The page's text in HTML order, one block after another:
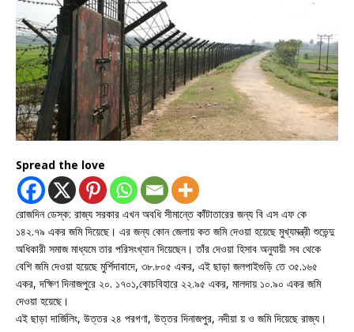
Spread the love
রোজদিন ডেস্ক: রাজ্য সরকার এখন অবধি সীমান্তে কাঁটাতারের জন্য বি এস এফ কে
১৪২.৭৯ একর জমি দিয়েছে। এর জন্য কোন জেলায় কত জমি দেওয়া হয়েছে মুখ্যমন্ত্রী শুভেন্দু
অধিকারী সমাজ মাধ্যমে তার পরিসংখ্যান দিয়েছেন। তাঁর দেওয়া হিসাব অনুযায়ী সব থেকে
বেশি জমি দেওয়া হয়েছে মুর্শিদাবাদে, ৩৮.৮০৫ একর, এই ছাড়া জলপাইগুড়ি তে ৩৫.১৬৫
একর, দক্ষিণ দিনাজপুরে ২০. ১৭০১,কোচবিহারে ২২.৯৫ একর, মালদায় ১০.৯০ একর জমি
দেওয়া হয়েছে।
এই ছাড়া দার্জিলিং, উত্তর ২৪ পরগণা, উত্তর দিনাজপুর, নদীয়া য় ও জমি দিয়েছে রাজ্য।